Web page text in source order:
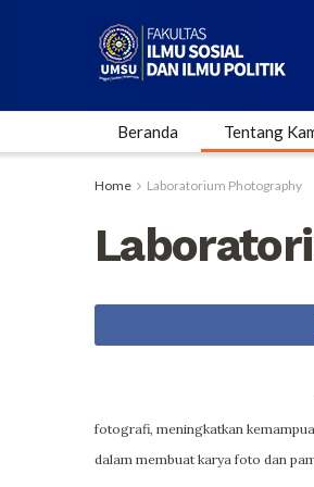
Beranda Tentang
Home Laboratorium Photography
fotografi, meningkatkan
dalam membuat karya foto dan